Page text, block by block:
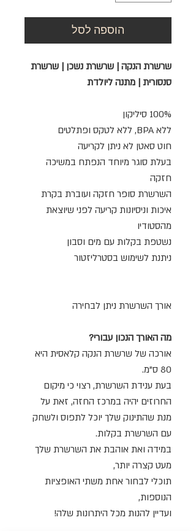
הוספה לסל
שרשרת הנקה | שרשרת נשכן | שרשרת
סנסורית | מתנה ליולדת
100% סיליקון
ללא BPA, ללא לטקס ופתלטים
חוט סאטן לא ניתן לקריעה
בעלת סוגר מיוחד הנפתח במשיכה
חזקה
השרשרת סופר חזקה ועוברת בקרת
איכות וניסיונות קריעה לפני שיוצאת
מהסטודיו
נשטפת בקלות עם מים וסבון
ניתנת לשימוש בסטרליזטור
אורך השרשרת ניתן לבחירה
מה האורך הנכון עבורי?
אורכה של שרשרת הנקה קלאסית היא
80 ס"מ.
בעת ענידת השרשרת, רצוי כי מיקום
החרוזים יהיה במרכז החזה, זאת על
מנת שהתינוק שלך יוכל לתפוס ולשחק
עם השרשרת בקלות.
במידה ואת אוהבת את השרשרת שלך
מעט קצרה יותר,
תוכלי לבחור אחת משתי האופציות
הנוספות,
ועדיין להנות מכל היתרונות שלה!